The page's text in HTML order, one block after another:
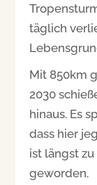
täglich
Mit 850km
2030
hinaus. Es
dass hier
ist längst
geworden.